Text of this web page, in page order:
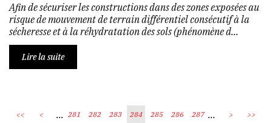
Afin de sécuriser les constructions dans des zones exposées au
risque de mouvement de terrain différentiel consécutif à la
sécheresse et à la réhydratation des sols (phénomène d...
Lire la suite
<< < ... 281 282 283 284 285 286 287 ... > >>